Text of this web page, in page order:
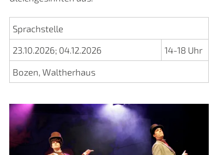
Sprachstelle
23.10.2026; 04.12.2026
14-18 Uhr
Bozen, Waltherhaus